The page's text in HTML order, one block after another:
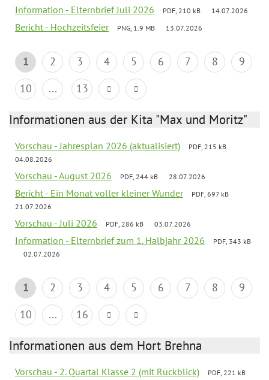
Information - Elternbrief Juli 2026 PDF, 210 kB 14.07.2026
Bericht - Hochzeitsfeier PNG, 1.9 MB 13.07.2026
1 2 3 4 5 6 7 8
9
10
... 13
Informationen aus der Kita "Max und Moritz"
Vorschau - Jahresplan 2026 (aktualisiert)
PDF, 215 kB
04.08.2026
Vorschau - August 2026 PDF, 244 kB 28.07.2026
Bericht - Ein Monat voller kleiner Wunder
PDF, 697 kB
21.07.2026
Vorschau - Juli 2026 PDF, 286 kB 03.07.2026
Information - Elternbrief zum 1. Halbjahr 2026
PDF, 343 kB
02.07.2026
1 2 3 4 5 6 7 8
9
10
... 16
Informationen aus dem Hort Brehna
Vorschau - 2. Quartal Klasse 2 (mit Rückblick)
PDF, 221 kB